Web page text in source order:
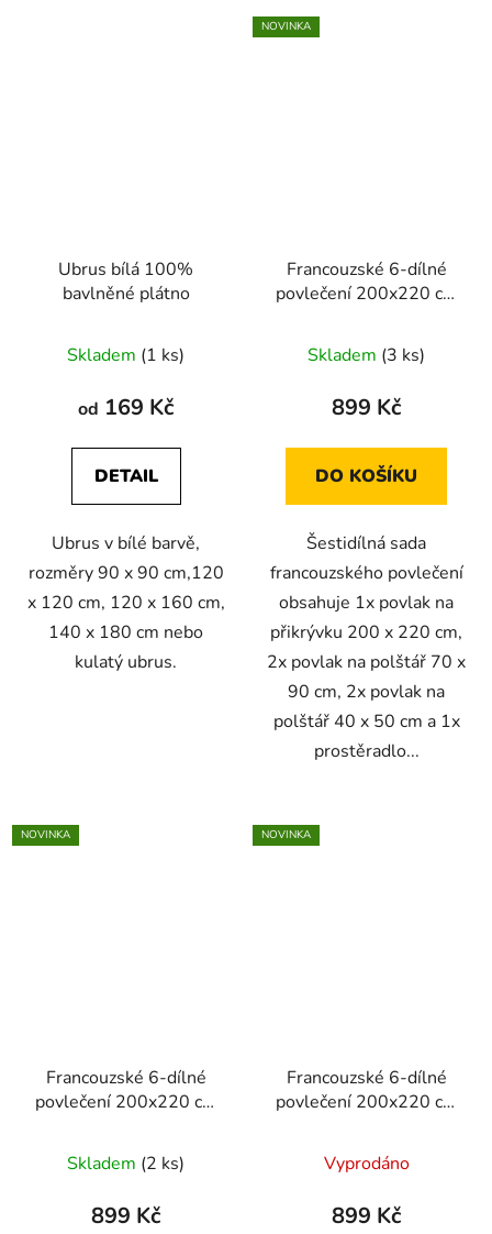
Ubrus bílá 100%
bavlněné plátno
Skladem (1 ks)
od 169 Kč
DETAIL
Ubrus v bílé barvě,
rozměry 90 x 90 cm,120
x 120 cm, 120 x 160 cm,
140 x 180 cm nebo
kulatý ubrus.
NOVINKA
Francouzské 6-dílné
povlečení 200x220 cm
větví)
Skladem (3 ks)
899 Kč
DO KOŠÍKU
Šestidílná sada
francouzského povlečení
obsahuje 1x povlak na
přikrývku 200 x 220 cm,
2x povlak na polštář 70 x
90 cm, 2x povlak na
polštář 40 x 50 cm a 1x
prostěradlo...
NOVINKA
Francouzské 6-dílné
povlečení 200x220 cm
Skladem (2 ks)
899 Kč
NOVINKA
Francouzské 6-dílné
povlečení 200x220 cm
listů)
Vyprodáno
899 Kč